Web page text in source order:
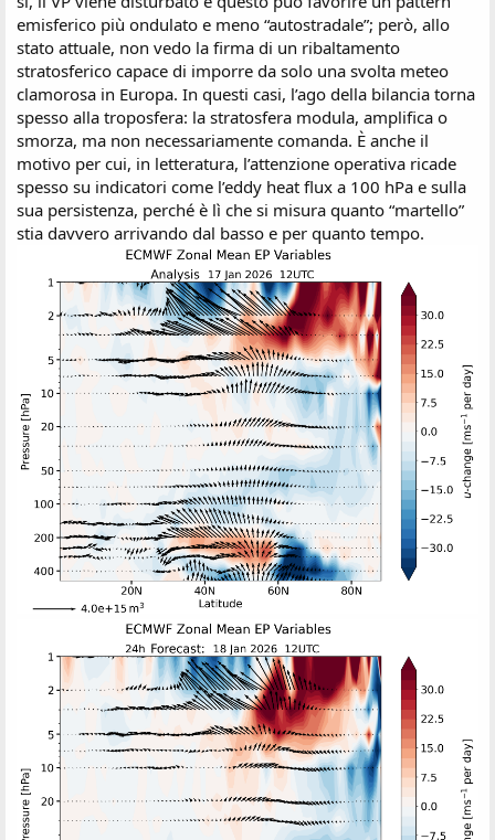
emisferico più ondulato e meno “autostradale”; però, allo
stato attuale, non vedo la firma di un ribaltamento
stratosferico capace di imporre da solo una svolta meteo
clamorosa in Europa. In questi casi, l’ago della bilancia torna
spesso alla troposfera: la stratosfera modula, amplifica o
smorza, ma non necessariamente comanda. È anche il
motivo per cui, in letteratura, l’attenzione operativa ricade
spesso su indicatori come l’eddy heat flux a 100 hPa e sulla
sua persistenza, perché è lì che si misura quanto “martello”
stia davvero arrivando dal basso e per quanto tempo.